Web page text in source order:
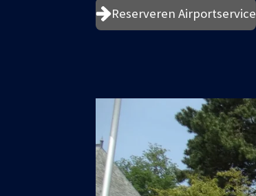
Reserveren Airportservice